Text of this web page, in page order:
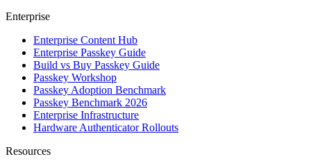
Enterprise
Enterprise Content Hub
Enterprise Passkey Guide
Build vs Buy Passkey Guide
Passkey Workshop
Passkey Adoption Benchmark
Passkey Benchmark 2026
Enterprise Infrastructure
Hardware Authenticator Rollouts
Resources